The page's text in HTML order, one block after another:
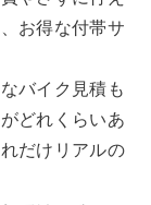
お得な付帯サ
バイク見積も
どれくらいあ
だけリアルの